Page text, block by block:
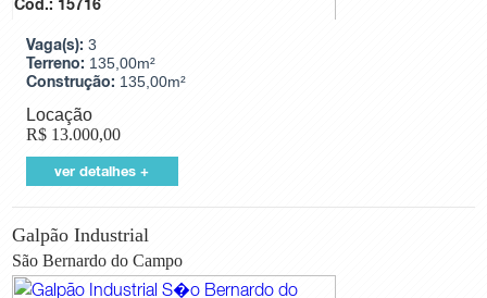
Cidades
Bairros
Bairro
Valor
Cód.: 15716
Vaga(s): 3
Terreno: 135,00m²
Construção: 135,00m²
Locação
R$13.000,00
ver detalhes +
Galpão Industrial
São Bernardo do Campo